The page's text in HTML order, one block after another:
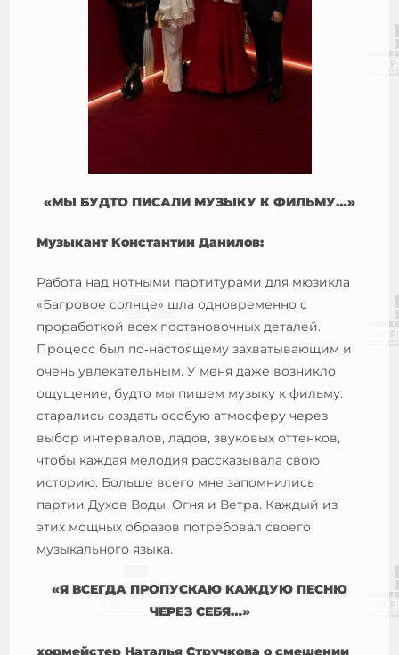
«МЫ БУДТО ПИСАЛИ МУЗЫКУ К ФИЛЬМУ…»
Музыкант Константин Данилов:
Работа над нотными партитурами для мюзикла
«Багровое солнце» шла одновременно с
проработкой всех постановочных деталей.
Процесс был по‑настоящему захватывающим и
очень увлекательным. У меня даже возникло
ощущение, будто мы пишем музыку к фильму:
старались создать особую атмосферу через
выбор интервалов, ладов, звуковых оттенков,
чтобы каждая мелодия рассказывала свою
историю. Больше всего мне запомнились
партии Духов Воды, Огня и Ветра. Каждый из
этих мощных образов потребовал своего
музыкального языка.
«Я ВСЕГДА ПРОПУСКАЮ КАЖДУЮ ПЕСНЮ
ЧЕРЕЗ СЕБЯ…»
хормейстер Наталья Стручкова о смешении